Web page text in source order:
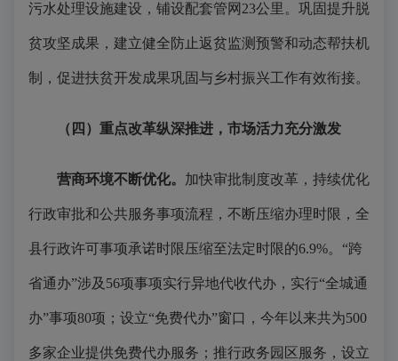
污水处理设施建设，铺设配套管网23公里。巩固提升脱
贫攻坚成果，建立健全防止返贫监测预警和动态帮扶机
制，促进扶贫开发成果巩固与乡村振兴工作有效衔接。
（四）重点改革纵深推进，市场活力充分激发
营商环境不断优化。 加快审批制度改革，持续优化
行政审批和公共服务事项流程，不断压缩办理时限，全
县行政许可事项承诺时限压缩至法定时限的6.9%。“跨
省通办”涉及56项事项实行异地代收代办，实行“全城通
办”事项80项；设立“免费代办”窗口，今年以来共为500
多家企业提供免费代办服务；推行政务园区服务，设立